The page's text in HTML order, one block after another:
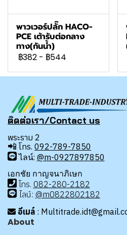
พาวเวอร์ปลั๊ก HACO-
PCE เต้ารับต่อกลาง
ทาง(กันน้ำ)
฿382 - ฿544
ติดต่อเรา/Contact us
พระราม 2
📲 โทร. 092-789-7850
ไลน์: @m-0927897850
เอกชัย กาญจนาภิเษก
โทร. 082-280-2182
ไลน์: @m0822802182
อีเมล์ :
About